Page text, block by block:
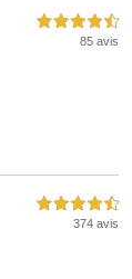
4,5 étoiles sur 5
85 avis
4,5 étoiles sur 5
374 avis